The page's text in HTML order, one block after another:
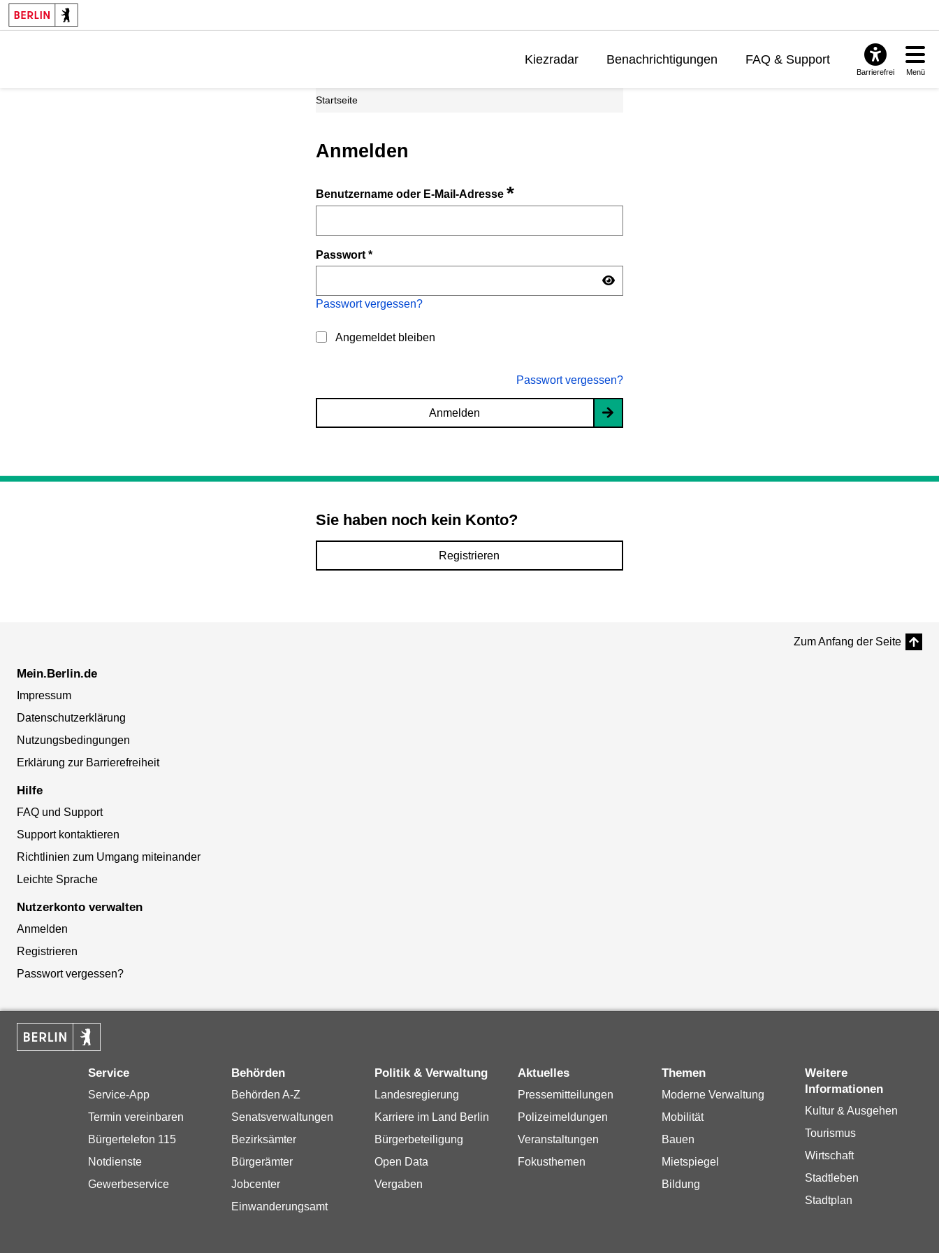
Kiezradar Benachrichtigungen FAQ & Support
Barrierefrei Menü
Startseite
Anmelden
Benutzername oder E-Mail-Adresse*
Passwort*
Passwort vergessen?
Angemeldet bleiben
Passwort vergessen?
Anmelden
Sie haben noch kein Konto?
Registrieren
Zum Anfang der Seite
Mein.Berlin.de
Impressum
Datenschutzerklärung
Nutzungsbedingungen
Erklärung zur Barrierefreiheit
Hilfe
FAQ und Support
Support kontaktieren
Richtlinien zum Umgang miteinander
Leichte Sprache
Nutzerkonto verwalten
Anmelden
Registrieren
Passwort vergessen?
Service
Service-App
Termin vereinbaren
Bürgertelefon 115
Notdienste
Gewerbeservice
Behörden
Behörden A-Z
Senatsverwaltungen
Bezirksämter
Bürgerämter
Jobcenter
Einwanderungsamt
Politik & Verwaltung
Landesregierung
Karriere im Land Berlin
Bürgerbeteiligung
Open Data
Vergaben
Aktuelles
Pressemitteilungen
Polizeimeldungen
Veranstaltungen
Fokusthemen
Themen
Moderne Verwaltung
Mobilität
Bauen
Mietspiegel
Bildung
Weitere
Informationen
Kultur & Ausgehen
Tourismus
Wirtschaft
Stadtleben
Stadtplan